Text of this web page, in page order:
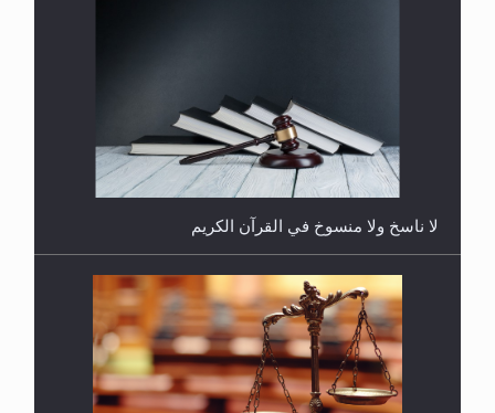
هل يُحسب حول الزكاة وفق السنة الميلادية أو الهجرية؟
هل يجوز فتح مشروع كوافير نسائي للمحجبات وغير
لا ناسخ ولا منسوخ في القرآن الكريم